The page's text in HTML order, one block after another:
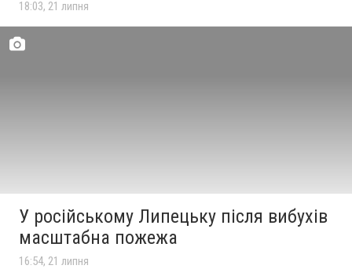
18:03, 21 липня
У російському Липецьку після вибухів
масштабна пожежа
16:54, 21 липня